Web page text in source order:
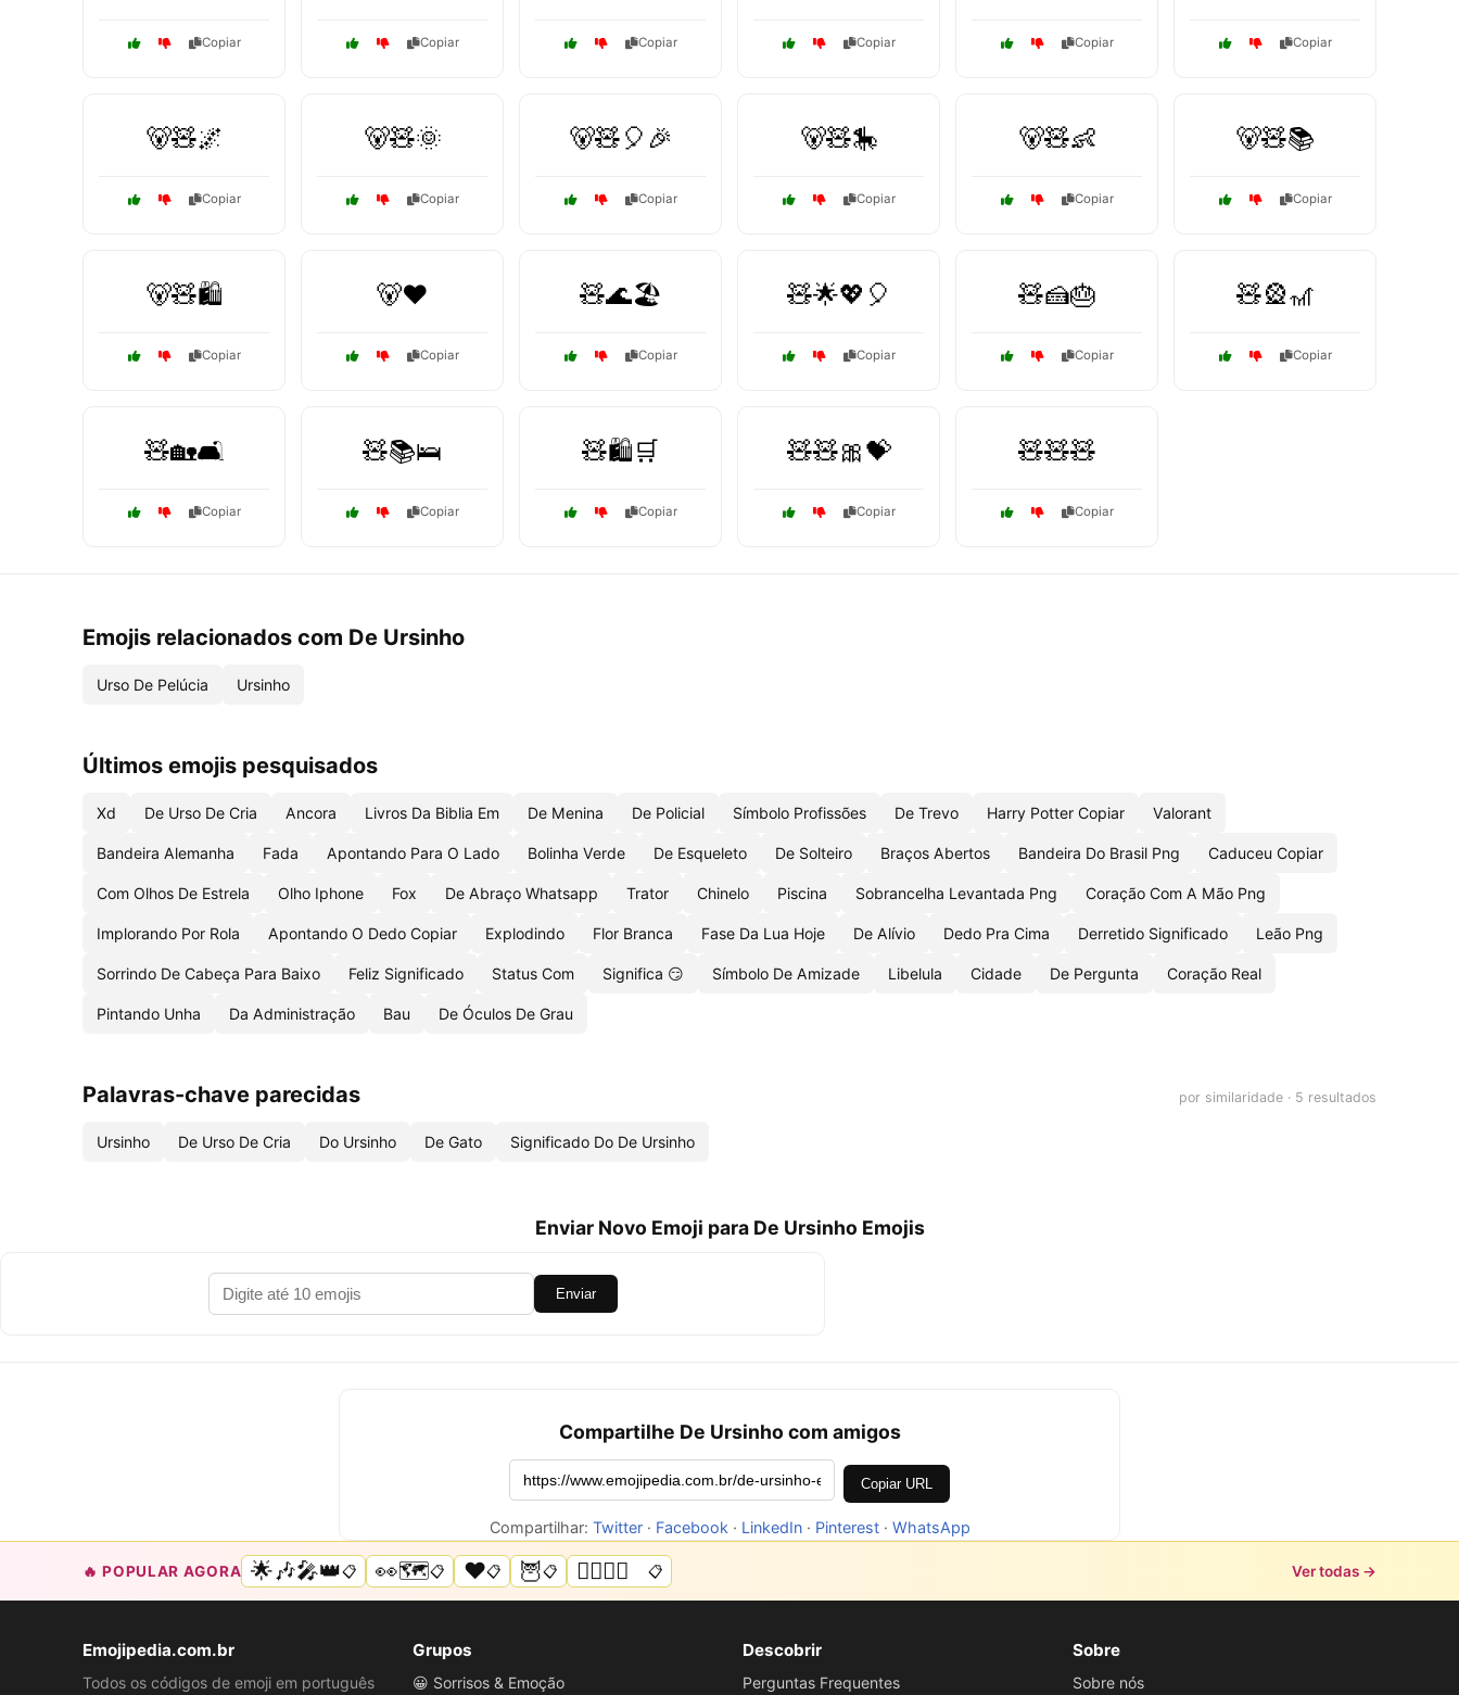
Copiar Copiar Copiar Copiar Copiar Copiar
🐻🧸🌌
Copiar
🐻🧸🌞
Copiar
🐻🧸🎈🎉
Copiar
🐻🧸🎠
Copiar
🐻🧸👶
Copiar
🐻🧸📚
Copiar
🐻🧸🛍️
Copiar
🐻❤️
Copiar
🧸🌊🏖️
Copiar
🧸🌟💖🎈
Copiar
🧸🍰🎂
Copiar
🧸🎡🎢
Copiar
🧸🏡🛋️
Copiar
🧸📚🛌
Copiar
🧸🛍️🛒
Copiar
🧸🧸🎀💝
Copiar
🧸🧸🧸
Copiar
Emojis relacionados com De Ursinho
Urso De Pelúcia Ursinho
Últimos emojis pesquisados
Xd De Urso De Cria Ancora Livros Da Biblia Em De Menina De Policial Símbolo Profissões De Trevo Harry Potter Copiar Valorant
Bandeira Alemanha Fada Apontando Para O Lado Bolinha Verde De Esqueleto De Solteiro Braços Abertos Bandeira Do Brasil Png Caduceu Copiar
Com Olhos De Estrela Olho Iphone Fox De Abraço Whatsapp Trator Chinelo Piscina Sobrancelha Levantada Png Coração Com A Mão Png
Implorando Por Rola Apontando O Dedo Copiar Explodindo Flor Branca Fase Da Lua Hoje De Alívio Dedo Pra Cima Derretido Significado Leão Png
Sorrindo De Cabeça Para Baixo Feliz Significado Status Com Significa 😏 Símbolo De Amizade Libelula Cidade De Pergunta Coração Real
Pintando Unha Da Administração Bau De Óculos De Grau
Palavras-chave parecidas por similaridade · 5 resultados
Ursinho De Urso De Cria Do Ursinho De Gato Significado Do De Ursinho
Enviar Novo Emoji para De Ursinho Emojis
Enviar
Compartilhe De Ursinho com amigos
Copiar URL
Compartilhar: Twitter· Facebook · LinkedIn· Pinterest· WhatsApp
🔥 POPULAR AGORA 🌟🎶🎤👑📋 👀🗺️📋 ❤️📋 🦉📋 🏳️‍🌈🌈💜📋 Ver todas →
Emojipedia.com.br
Todos os códigos de emoji em português
Grupos
😀 Sorrisos & Emoção
Descobrir
Perguntas Frequentes
Sobre
Sobre nós